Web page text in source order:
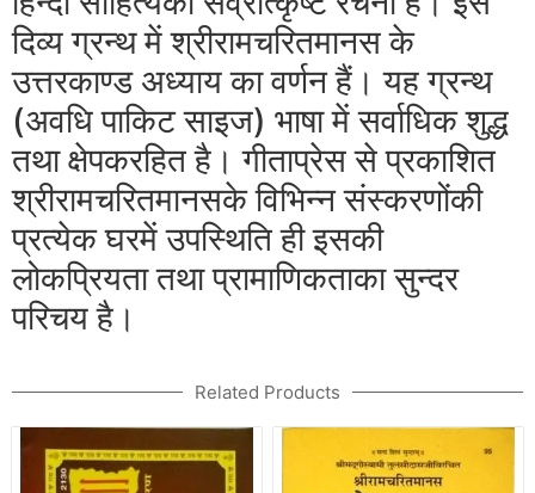
दिव्य ग्रन्थ में श्रीरामचरितमानस के
उत्तरकाण्ड अध्याय का वर्णन हैं। यह ग्रन्थ
(अवधि पाकिट साइज) भाषा में सर्वाधिक शुद्ध
तथा क्षेपकरहित है। गीताप्रेस से प्रकाशित
श्रीरामचरितमानसके विभिन्न संस्करणोंकी
प्रत्येक घरमें उपस्थिति ही इसकी
लोकप्रियता तथा प्रामाणिकताका सुन्दर
परिचय है।
Related Products